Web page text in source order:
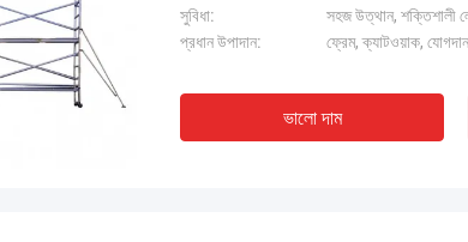
সুবিধা:
সহজ উত্থান, শক্তিশালী
প্রধান উপাদান:
ফ্রেম, ক্যাটওয়াক,
ভালো দাম